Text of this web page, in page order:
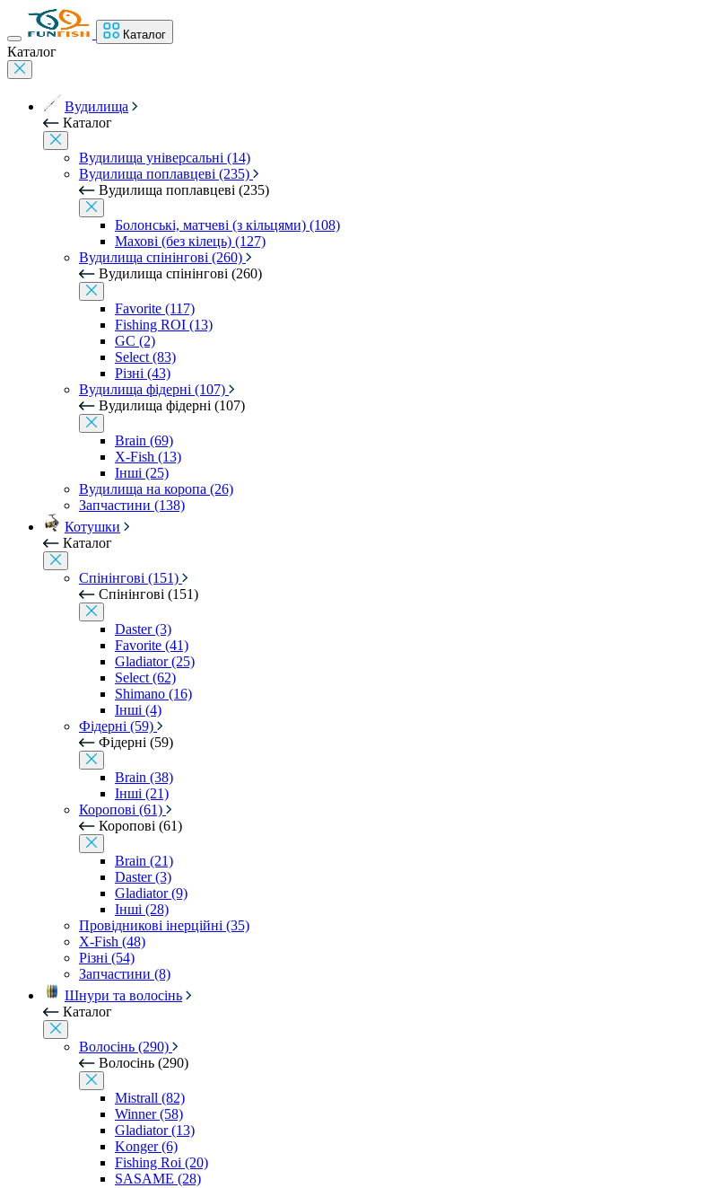
Каталог
Каталог
Вудилища
Каталог
Вудилища універсальні (14)
Вудилища поплавцеві (235)
Вудилища поплавцеві (235)
Болонські, матчеві (з кільцями) (108)
Махові (без кілець) (127)
Вудилища спінінгові (260)
Вудилища спінінгові (260)
Favorite (117)
Fishing ROI (13)
GC (2)
Select (83)
Різні (43)
Вудилища фідерні (107)
Вудилища фідерні (107)
Brain (69)
X-Fish (13)
Інші (25)
Вудилища на коропа (26)
Запчастини (138)
Котушки
Каталог
Спінінгові (151)
Спінінгові (151)
Daster (3)
Favorite (41)
Gladiator (25)
Select (62)
Shimano (16)
Інші (4)
Фідерні (59)
Фідерні (59)
Brain (38)
Інші (21)
Коропові (61)
Коропові (61)
Brain (21)
Daster (3)
Gladiator (9)
Інші (28)
Провідникові інерційні (35)
X-Fish (48)
Різні (54)
Запчастини (8)
Шнури та волосінь
Каталог
Волосінь (290)
Волосінь (290)
Mistrall (82)
Winner (58)
Gladiator (13)
Konger (6)
Fishing Roi (20)
SASAME (28)